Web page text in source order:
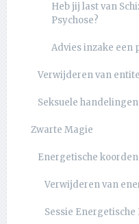
Heb jij last van
Psychose?
Advies inzake een
Verwijderen van
Seksuele
Zwarte Magie
Energetische koorden
Verwijderen van
Sessie